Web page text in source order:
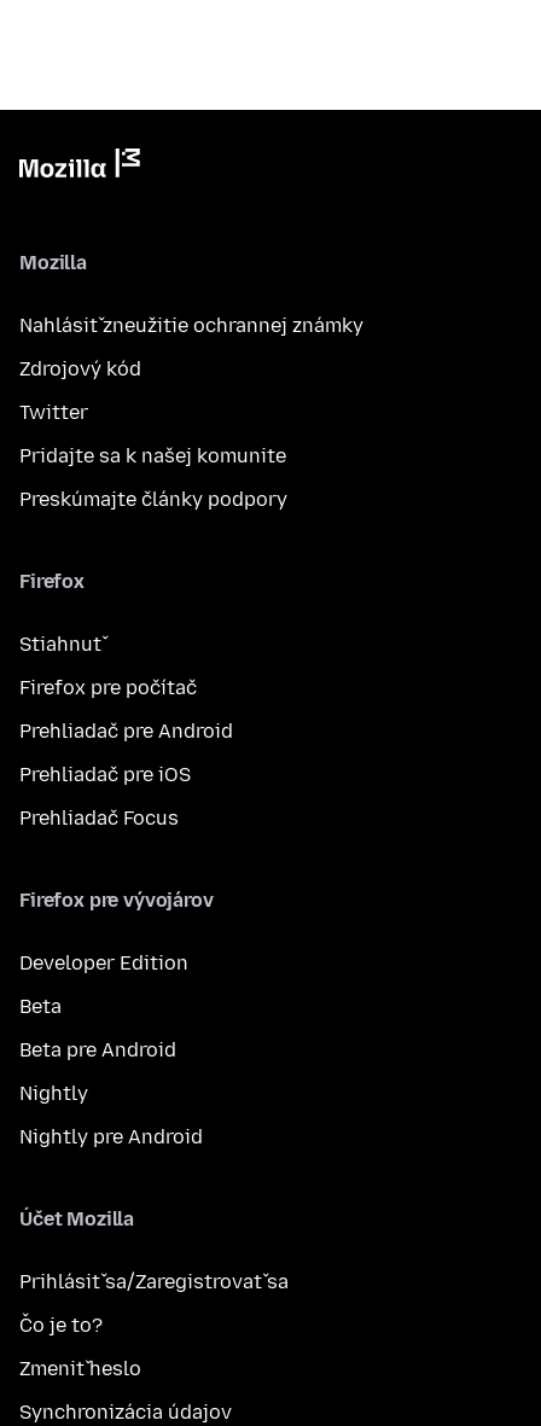
Mozilla
Nahlásiť zneužitie ochrannej známky
Zdrojový kód
Twitter
Pridajte sa k našej komunite
Preskúmajte články podpory
Firefox
Stiahnuť
Firefox pre počítač
Prehliadač pre Android
Prehliadač pre iOS
Prehliadač Focus
Firefox pre vývojárov
Developer Edition
Beta
Beta pre Android
Nightly
Nightly pre Android
Účet Mozilla
Prihlásiť sa/Zaregistrovať sa
Čo je to?
Zmeniť heslo
Synchronizácia údajov